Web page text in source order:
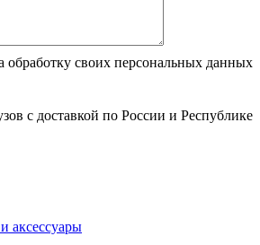
обработку своих персональных данных
с доставкой по России и Республике
аксессуары